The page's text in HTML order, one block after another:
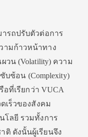
รถปรับตัวต่อการ
ามก้าวหน้าทาง
วน (Volatility) ความ
บซ้อน (Complexity)
ที่เรียกว่า VUCA
เร็วของสังคม
โลยี รวมทั้งการ
ดังนั้นผู้เรียนจึง